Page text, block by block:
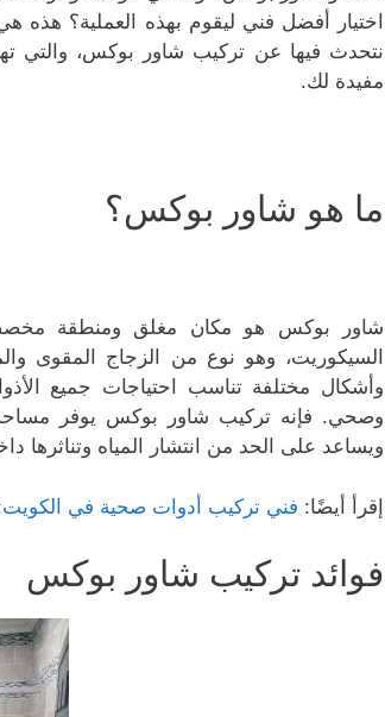
اختيار أفضل فني ليقوم بهذه العملية؟ هذه
نتحدث فيها عن تركيب شاور بوكس، والتي
مفيدة لك.
ما هو شاور بوكس؟
شاور بوكس هو مكان مغلق ومنطقة مخصصة
السيكوريت، وهو نوع من الزجاج المقوى
وأشكال مختلفة تناسب احتياجات جميع
وصحي. فإنه تركيب شاور بوكس يوفر
ويساعد على الحد من انتشار المياه وتناثرها
إقرأ أيضًا: فني تركيب أدوات صحية في الكويت:
فوائد تركيب شاور بوكس